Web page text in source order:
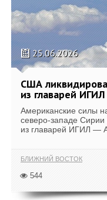
25.06.2026
США
из главарей ИГИЛ
Американские силы
северо-западе Сирии
из главарей ИГИЛ —
БЛИЖНИЙ ВОСТОК
544